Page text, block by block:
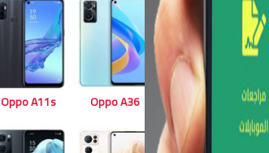
Oppo A36
Oppo A11s